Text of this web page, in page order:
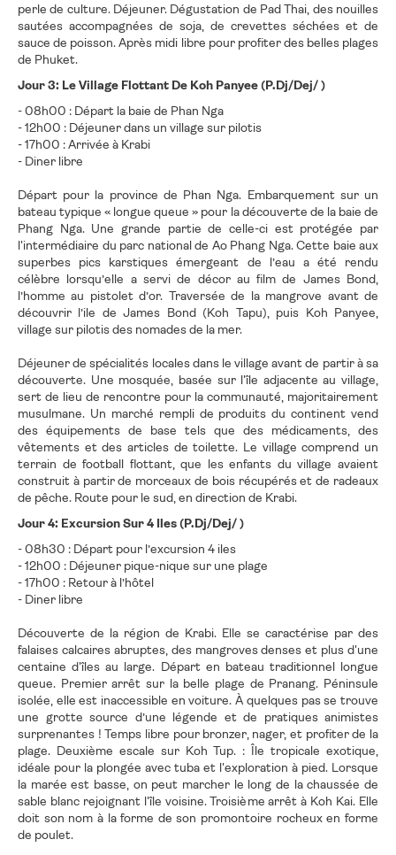
perle de culture. Déjeuner. Dégustation de Pad Thai, des nouilles
sautées accompagnées de soja, de crevettes séchées et de
sauce de poisson. Après midi libre pour profiter des belles plages
de Phuket.
Jour 3: Le Village Flottant De Koh Panyee (P.Dj/Dej/ )
- 08h00 : Départ la baie de Phan Nga
- 12h00 : Déjeuner dans un village sur pilotis
- 17h00 : Arrivée à Krabi
- Diner libre
Départ pour la province de Phan Nga. Embarquement sur un
bateau typique « longue queue » pour la découverte de la baie de
Phang Nga. Une grande partie de celle-ci est protégée par
l'intermédiaire du parc national de Ao Phang Nga. Cette baie aux
superbes pics karstiques émergeant de l’eau a été rendu
célèbre lorsqu’elle a servi de décor au film de James Bond,
l’homme au pistolet d’or. Traversée de la mangrove avant de
découvrir l’ile de James Bond (Koh Tapu), puis Koh Panyee,
village sur pilotis des nomades de la mer.
Déjeuner de spécialités locales dans le village avant de partir à sa
découverte. Une mosquée, basée sur l'île adjacente au village,
sert de lieu de rencontre pour la communauté, majoritairement
musulmane. Un marché rempli de produits du continent vend
des équipements de base tels que des médicaments, des
vêtements et des articles de toilette. Le village comprend un
terrain de football flottant, que les enfants du village avaient
construit à partir de morceaux de bois récupérés et de radeaux
de pêche. Route pour le sud, en direction de Krabi.
Jour 4: Excursion Sur 4 Iles (P.Dj/Dej/ )
- 08h30 : Départ pour l’excursion 4 iles
- 12h00 : Déjeuner pique-nique sur une plage
- 17h00 : Retour à l’hôtel
- Diner libre
Découverte de la région de Krabi. Elle se caractérise par des
falaises calcaires abruptes, des mangroves denses et plus d'une
centaine d'îles au large. Départ en bateau traditionnel longue
queue. Premier arrêt sur la belle plage de Pranang. Péninsule
isolée, elle est inaccessible en voiture. À quelques pas se trouve
une grotte source d’une légende et de pratiques animistes
surprenantes ! Temps libre pour bronzer, nager, et profiter de la
plage. Deuxième escale sur Koh Tup. : Île tropicale exotique,
idéale pour la plongée avec tuba et l'exploration à pied. Lorsque
la marée est basse, on peut marcher le long de la chaussée de
sable blanc rejoignant l'île voisine. Troisième arrêt à Koh Kai. Elle
doit son nom à la forme de son promontoire rocheux en forme
de poulet.